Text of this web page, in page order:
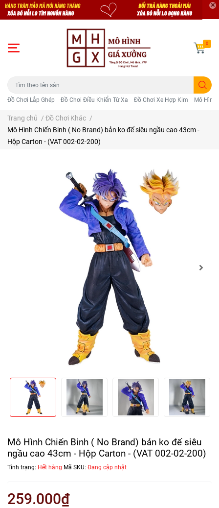
Đồ Chơi Lắp Ghép Đồ Chơi Điều Khiển Từ Xa Đồ Chơi Xe Hợp Kim Mô Hình
0
Trang chủ / Đồ Chơi Khác /
Mô Hình Chiến Binh ( No Brand) bản ko đế siêu ngầu cao 43cm -
Hộp Carton - (VAT 002-02-200)
Mô Hình Chiến Binh ( No Brand) bản ko đế siêu
ngầu cao 43cm - Hộp Carton - (VAT 002-02-200)
Tình trạng: Hết hàng Mã SKU: Đang cập nhật
259.000₫